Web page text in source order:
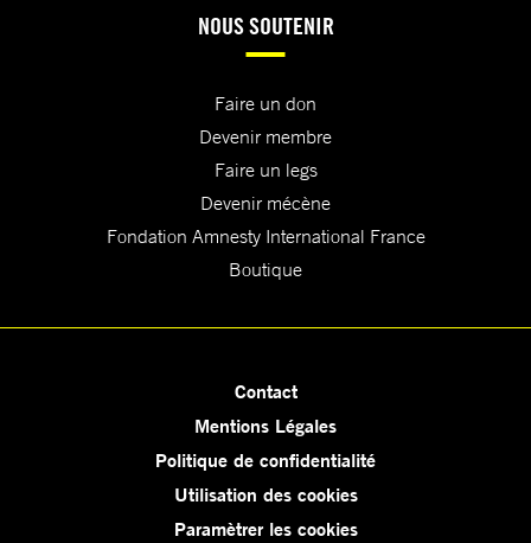
NOUS SOUTENIR
Faire un don
Devenir membre
Faire un legs
Devenir mécène
Fondation Amnesty International France
Boutique
Contact
Mentions Légales
Politique de confidentialité
Utilisation des cookies
Paramètrer les cookies